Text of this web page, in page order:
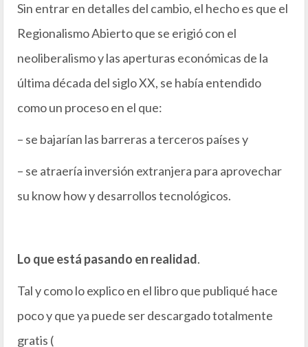
Sin entrar en detalles del cambio, el hecho es que el
Regionalismo Abierto que se erigió con el
neoliberalismo y las aperturas económicas de la
última década del siglo XX, se había entendido
como un proceso en el que:
– se bajarían las barreras a terceros países y
– se atraería inversión extranjera para aprovechar
su know how y desarrollos tecnológicos.
Lo que está pasando en realidad.
Tal y como lo explico en el libro que publiqué hace
poco y que ya puede ser descargado totalmente
gratis (